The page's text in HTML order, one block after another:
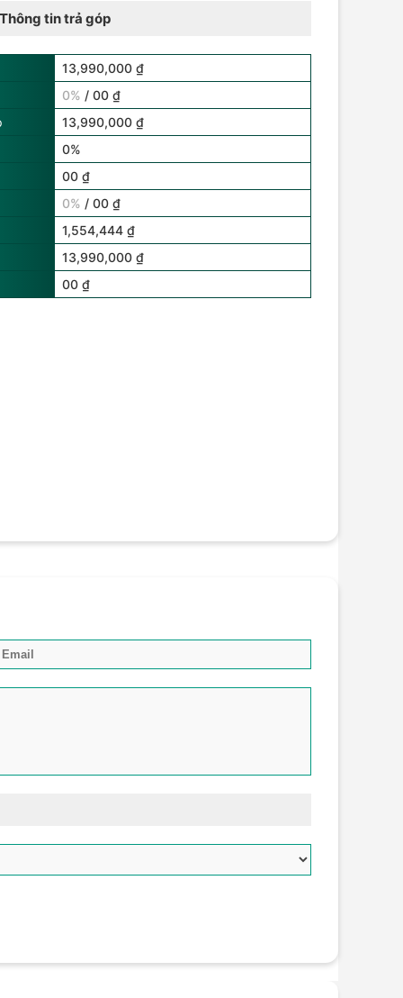
Thông tin trả góp
13,990,000 ₫
0% / 00 ₫
13,990,000 ₫
0%
00 ₫
0% / 00 ₫
1,554,444 ₫
13,990,000 ₫
00 ₫